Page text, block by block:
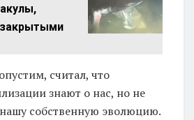
закрытыми
считал, что
знают о нас, но не
собственную эволюцию.